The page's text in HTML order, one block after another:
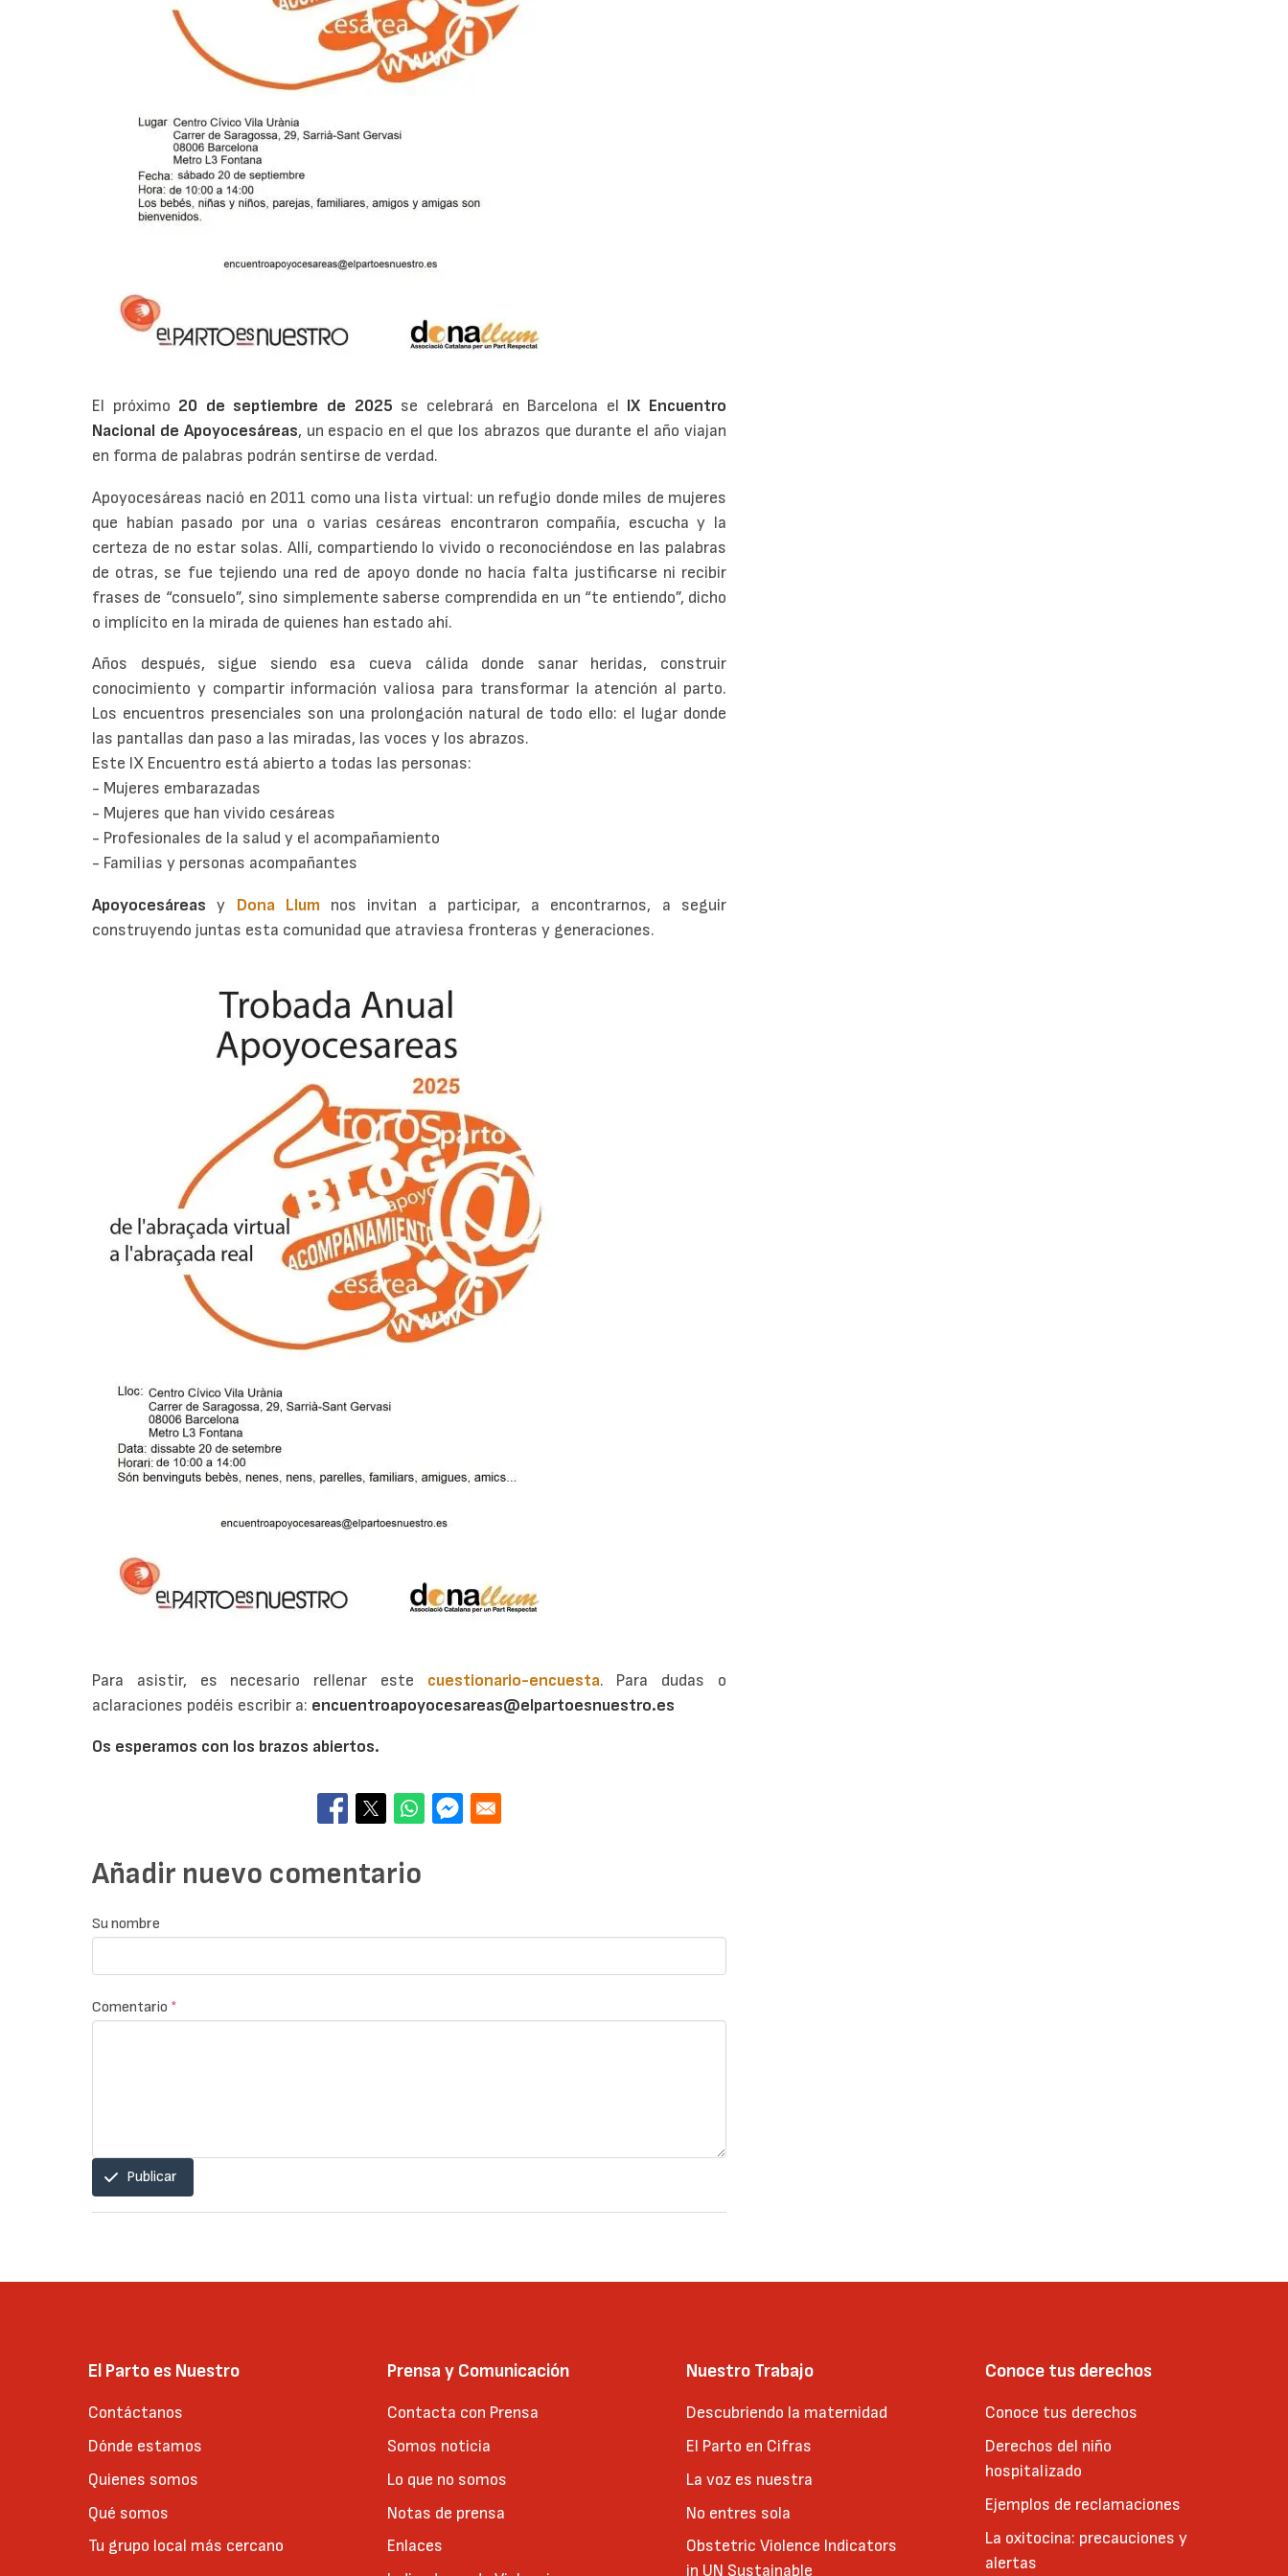
El próximo 20 de septiembre de 2025 se celebrará en Barcelona el IX Encuentro
Nacional de Apoyocesáreas, un espacio en el que los abrazos que durante el año viajan
en forma de palabras podrán sentirse de verdad.
Apoyocesáreas nació en 2011 como una lista virtual: un refugio donde miles de mujeres
que habían pasado por una o varias cesáreas encontraron compañía, escucha y la
certeza de no estar solas. Allí, compartiendo lo vivido o reconociéndose en las palabras
de otras, se fue tejiendo una red de apoyo donde no hacía falta justificarse ni recibir
frases de “consuelo”, sino simplemente saberse comprendida en un “te entiendo”, dicho
o implícito en la mirada de quienes han estado ahí.
Años después, sigue siendo esa cueva cálida donde sanar heridas, construir
conocimiento y compartir información valiosa para transformar la atención al parto.
Los encuentros presenciales son una prolongación natural de todo ello: el lugar donde
las pantallas dan paso a las miradas, las voces y los abrazos.
Este IX Encuentro está abierto a todas las personas:
- Mujeres embarazadas
- Mujeres que han vivido cesáreas
- Profesionales de la salud y el acompañamiento
- Familias y personas acompañantes
Apoyocesáreasy Dona Llum nos invitan a participar, a encontrarnos, a seguir
construyendo juntas esta comunidad que atraviesa fronteras y generaciones.
Para asistir, es necesario rellenar este cuestionario-encuesta. Para dudas o
aclaraciones podéis escribir a: encuentroapoyocesareas@elpartoesnuestro.es
Os esperamos con los brazos abiertos.
Añadir nuevo comentario
Su nombre
Comentario *
Publicar
El Parto es Nuestro
Contáctanos
Dónde estamos
Quienes somos
Qué somos
Tu grupo local más cercano
Prensa y Comunicación
Contacta con Prensa
Somos noticia
Lo que no somos
Notas de prensa
Enlaces
Nuestro Trabajo
Descubriendo la maternidad
El Parto en Cifras
La voz es nuestra
No entres sola
Obstetric Violence Indicators
in UN Sustainable
Conoce tus derechos
Conoce tus derechos
Derechos del niño
hospitalizado
Ejemplos de reclamaciones
La oxitocina: precauciones y
alertas